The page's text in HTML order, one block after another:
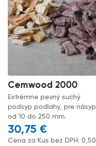
Cemwood 2000
Extrémne pevný suchý
podsyp podlahy, pre násyp
od 10 do 250 mm.
30,75 €
Cena za Kus bez DPH: 0,50